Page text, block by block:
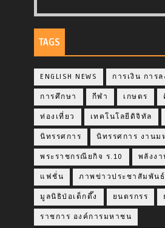
TAGS
ENGLISH NEWS การเงิน การ
การศึกษา กีฬา เกษตร
ท่องเที่ยว เทคโนโลยีดิจิทัล
นิทรรศการ นิทรรศการ งานม
พระราชกรณียกิจ ร.10 พลังง
แฟชั่น ภาพข่าวประชาสัมพันธ์
มูลนิธิป่อเต็กตึ๊ง ยนตรกรร
ราชการ องค์การมหาชน